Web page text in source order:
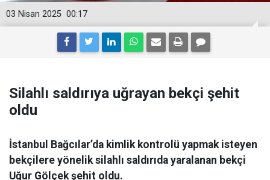
00:17
03 Nisan 2025
Silahlı saldırıya uğrayan bekçi şehit
oldu
İstanbul Bağcılar’da kimlik kontrolü yapmak isteyen
bekçilere yönelik silahlı saldırıda yaralanan bekçi
Uğur Gölçek şehit oldu.